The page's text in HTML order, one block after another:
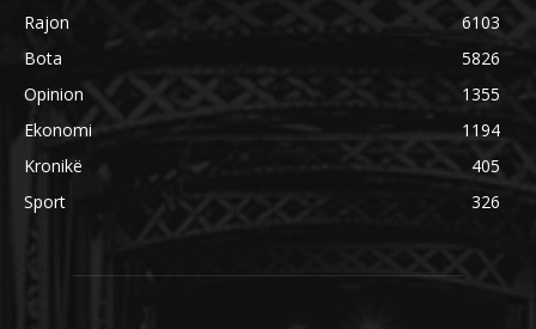
Rajon
6103
Bota
5826
Opinion
1355
Ekonomi
1194
Kronikë
405
Sport
326